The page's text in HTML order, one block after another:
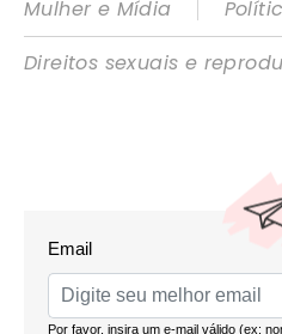
Mulher e Mídia
|
Direitos sexuais e